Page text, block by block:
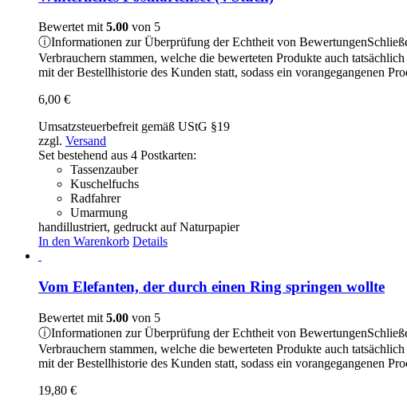
Bewertet mit5.00 von 5
ⓘInformationen zur Überprüfung der Echtheit von Bewertungen
Verbrauchern stammen, welche die bewerteten Produkte auch
mit der Bestellhistorie des Kunden statt, sodass ein vorangegangenen
6,00 €
Umsatzsteuerbefreit gemäß UStG §19
zzgl. Versand
Set bestehend aus 4 Postkarten:
Tassenzauber
Kuschelfuchs
Radfahrer
Umarmung
handillustriert, gedruckt auf Naturpapier
In den Warenkorb Details
Vom Elefanten, der durch einen Ring springen wollte
Bewertet mit 5.00 von 5
ⓘInformationen zur Überprüfung der Echtheit von Bewertungen
Verbrauchern stammen, welche die bewerteten Produkte auch
mit der Bestellhistorie des Kunden statt, sodass ein vorangegangenen
19,80 €